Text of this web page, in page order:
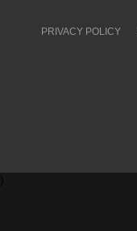
PRIVACY POLICY